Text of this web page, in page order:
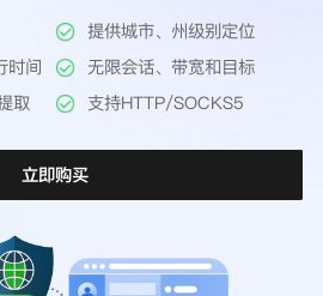
提供城市、州级别定位
时间
无限会话、带宽和目标
取
支持HTTP/SOCKS5
立即购买